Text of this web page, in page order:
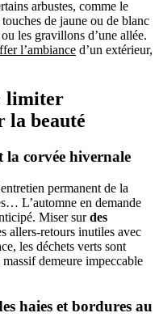
arbustes, comme le
de jaune ou de blanc
les gravillons d’une allée.
l’ambiance d’un extérieur,
limiter
la beauté
la corvée hivernale
permanent de la
L’automne en demande
Miser surdes
allers-retours inutiles avec
les déchets verts sont
massif demeure impeccable
haies et bordures au